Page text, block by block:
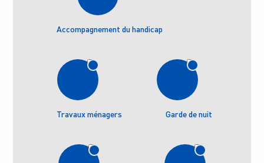
Accompagnement du handicap
Travaux ménagers Garde de nuit